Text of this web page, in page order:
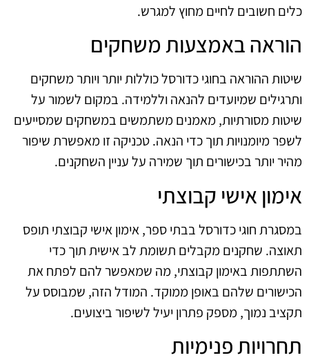
כלים חשובים לחיים מחוץ למגרש.
הוראה באמצעות משחקים
שיטות ההוראה בחוגי כדורסל כוללות יותר ויותר משחקים
ותרגילים שמיועדים להנאה וללמידה. במקום לשמור על
שיטות מסורתיות, מאמנים משתמשים במשחקים שמסייעים
לשפר מיומנויות תוך כדי הנאה. טכניקה זו מאפשרת שיפור
מהיר יותר בכישורים תוך שמירה על עניין השחקנים.
אימון אישי קבוצתי
במסגרת חוגי כדורסל בבתי ספר, אימון אישי קבוצתי תופס
תאוצה. שחקנים מקבלים תשומת לב אישית תוך כדי
השתתפות באימון קבוצתי, מה שמאפשר להם לפתח את
הכישורים שלהם באופן ממוקד. המודל הזה, שמבוסס על
תקציב נמוך, מספק פתרון יעיל לשיפור ביצועים.
תחרויות פנימיות